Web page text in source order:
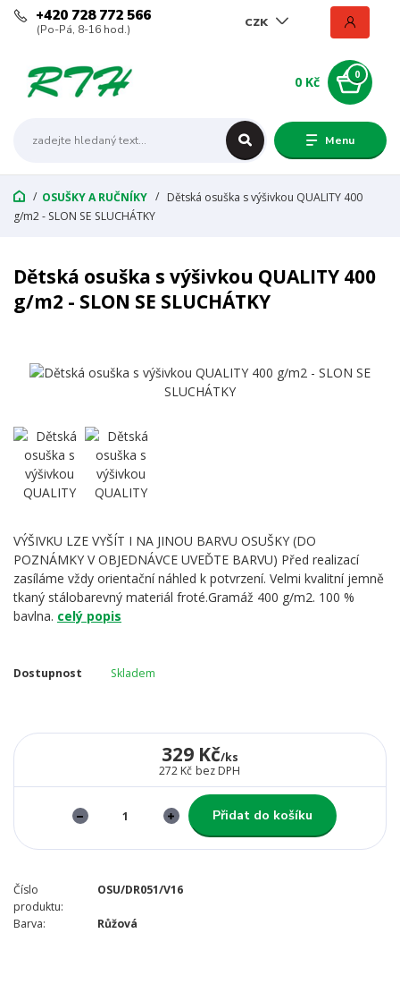
Menu
CZK
+420 728 772 566
(Po-Pá, 8-16 hod.)
0
0 Kč
OSUŠKY A RUČNÍKY
Dětská osuška s výšivkou QUALITY 400
g/m2 - SLON SE SLUCHÁTKY
Dětská osuška s výšivkou QUALITY 400
g/m2 - SLON SE SLUCHÁTKY
VÝŠIVKU LZE VYŠÍT I NA JINOU BARVU OSUŠKY (DO
POZNÁMKY V OBJEDNÁVCE UVEĎTE BARVU) Před realizací
zasíláme vždy orientační náhled k potvrzení. Velmi kvalitní jemně
tkaný stálobarevný materiál froté.Gramáž 400 g/m2. 100 %
bavlna. celý popis
Dostupnost Skladem
329 Kč/ks
272 Kč bez DPH
Přidat do košíku
Číslo
produktu:
OSU/DR051/V16
Barva: Růžová